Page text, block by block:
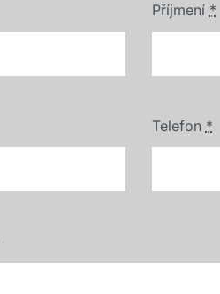
Příjmení *
Telefon *